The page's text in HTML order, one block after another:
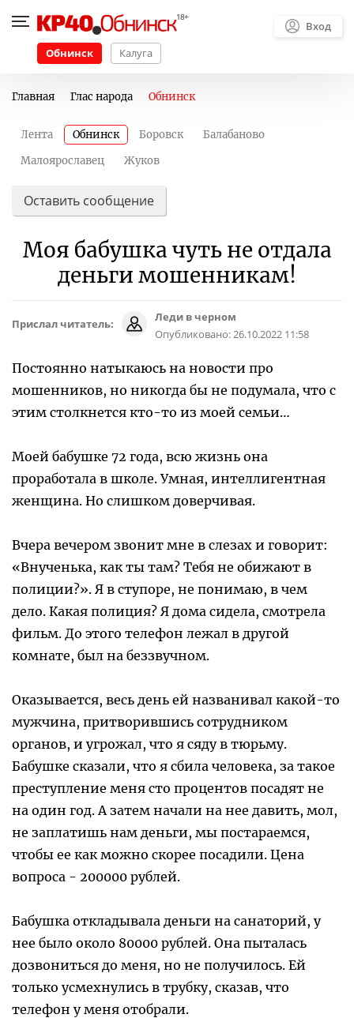
Обнинск Калуга
Вход
Главная Глас народа Обнинск
Лента Обнинск Боровск
Балабаново
Малоярославец
Жуков
Оставить сообщение
Моя бабушка чуть не отдала
деньги мошенникам!
Прислал читатель:
Леди в черном
Опубликовано:26.10.2022 11:58
Постоянно натыкаюсь на новости про
мошенников, но никогда бы не подумала, что с
этим столкнется кто-то из моей семьи…
Моей бабушке 72 года, всю жизнь она
проработала в школе. Умная, интеллигентная
женщина. Но слишком доверчивая.
Вчера вечером звонит мне в слезах и говорит:
«Внученька, как ты там? Тебя не обижают в
полиции?». Я в ступоре, не понимаю, в чем
дело. Какая полиция? Я дома сидела, смотрела
фильм. До этого телефон лежал в другой
комнате, был на беззвучном.
Оказывается, весь день ей названивал какой-то
мужчина, притворившись сотрудником
органов, и угрожал, что я сяду в тюрьму.
Бабушке сказали, что я сбила человека, за такое
преступление меня сто процентов посадят не
на один год. А затем начали на нее давить, мол,
не заплатишь нам деньги, мы постараемся,
чтобы ее как можно скорее посадили. Цена
вопроса - 200000 рублей.
Бабушка откладывала деньги на санаторий, у
нее было около 80000 рублей. Она пыталась
дозвониться до меня, но не получилось. Ей
только усмехнулись в трубку, сказав, что
телефон у меня отобрали.